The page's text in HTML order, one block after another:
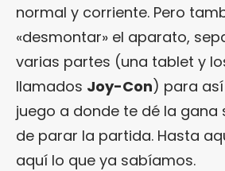
normal y corriente. Pero
«desmontar» el aparato,
varias partes (una tablet y
llamados Joy-Con) para
juego a donde te dé la gana
de parar la partida. Hasta
aquí lo que ya sabíamos.